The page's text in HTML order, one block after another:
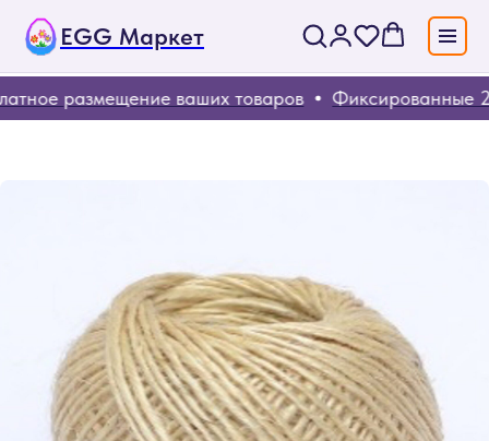
EGG Маркет
размещение ваших товаров Фиксированные